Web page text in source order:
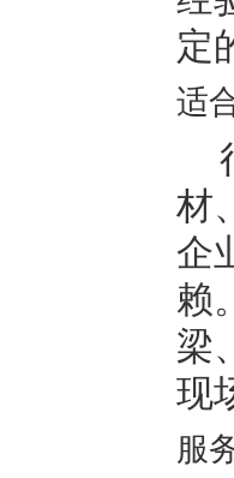
定
适
材
企
赖
梁
现
服